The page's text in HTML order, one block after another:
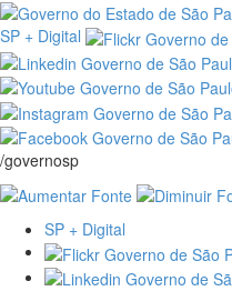
SP + Digital
/governosp
SP + Digital